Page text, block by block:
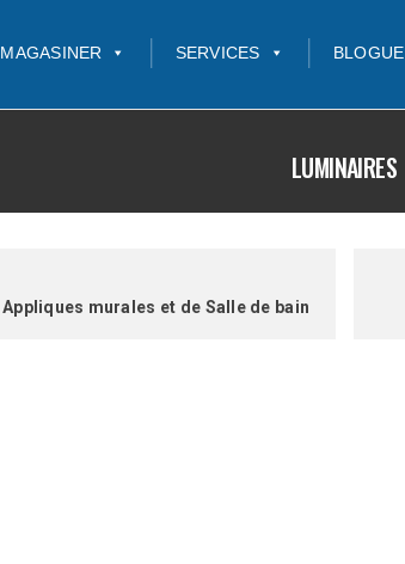
MAGASINER SERVICES BLOGUE
LUMINAIRES
Appliques murales et de Salle de bain